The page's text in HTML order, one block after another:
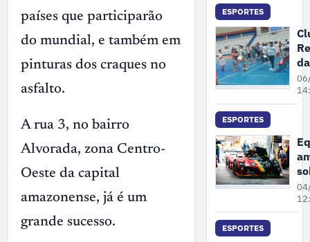
países que participarão
do mundial, e também em
pinturas dos craques no
asfalto.
A rua 3, no bairro
Alvorada, zona Centro-
Oeste da capital
amazonense, já é um
grande sucesso.
ESPORTES
da
de
ESPORTES
ESPORTES